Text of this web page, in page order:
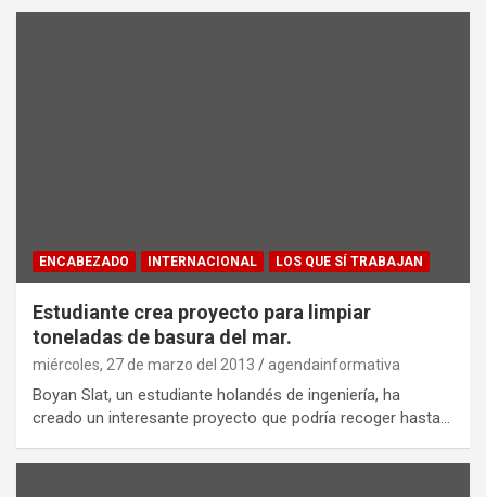
ENCABEZADO INTERNACIONAL LOS QUE SÍ TRABAJAN
Estudiante crea proyecto para limpiar
toneladas de basura del mar.
miércoles, 27 de marzo del 2013 agendainformativa
Boyan Slat, un estudiante holandés de ingeniería, ha
creado un interesante proyecto que podría recoger hasta…